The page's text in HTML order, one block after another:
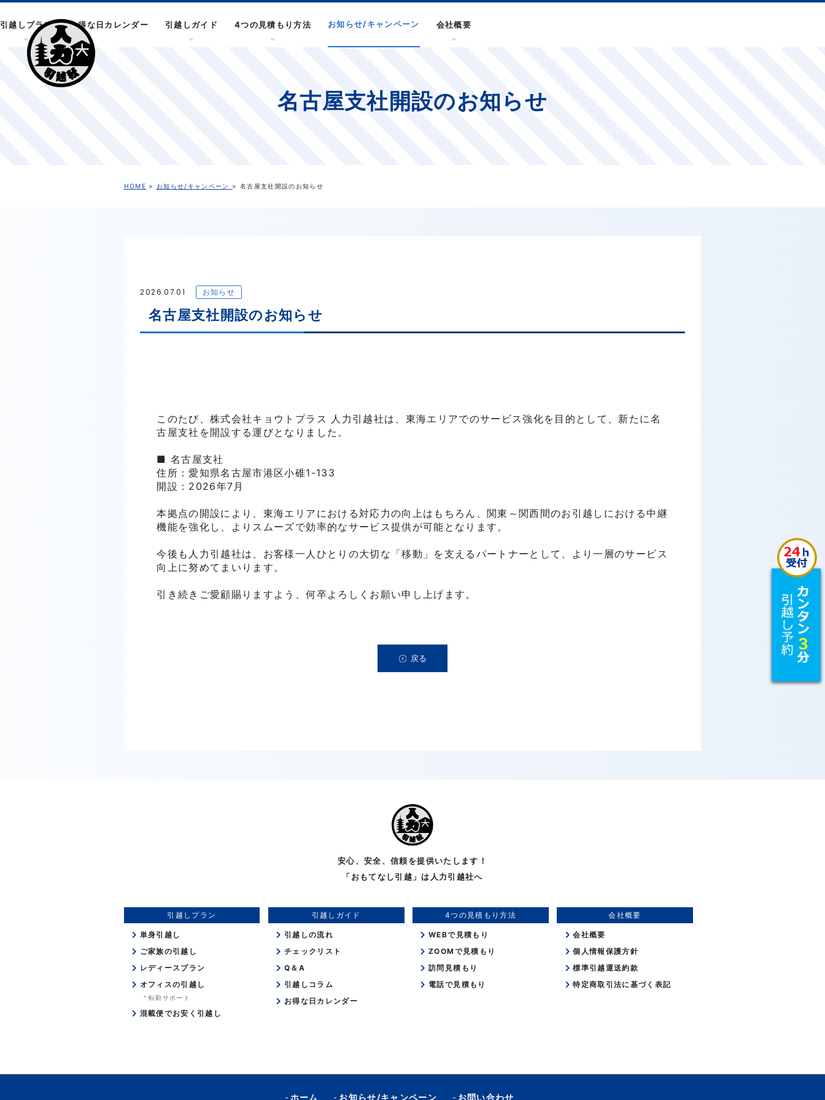
引越しプラン お得な日カレンダー 引越しガイド 4つの見積もり方法 お知らせ/キャンペーン 会社概要
名古屋支社開設のお知らせ
HOME > お知らせ/キャンペーン > 名古屋支社開設のお知らせ
2026.07.01 お知らせ
名古屋支社開設のお知らせ
このたび、株式会社キョウトプラス 人力引越社は、東海エリアでのサービス強化を目的として、新たに名
古屋支社を開設する運びとなりました。
■ 名古屋支社
住所：愛知県名古屋市港区小碓1-133
開設：2026年7月
本拠点の開設により、東海エリアにおける対応力の向上はもちろん、関東～関西間のお引越しにおける中継
機能を強化し、よりスムーズで効率的なサービス提供が可能となります。
今後も人力引越社は、お客様一人ひとりの大切な「移動」を支えるパートナーとして、より一層のサービス
向上に努めてまいります。
引き続きご愛顧賜りますよう、何卒よろしくお願い申し上げます。
戻る
安心、安全、信頼を提供いたします！
「おもてなし引越」は人力引越社へ
引越しプラン
単身引越し
ご家族の引越し
レディースプラン
オフィスの引越し
転勤サポート
混載便でお安く引越し
引越しガイド
引越しの流れ
チェックリスト
Q＆A
引越しコラム
お得な日カレンダー
4つの見積もり方法
WEBで見積もり
ZOOMで見積もり
訪問見積もり
電話で見積もり
会社概要
会社概要
個人情報保護方針
標準引越運送約款
特定商取引法に基づく表記
ホーム お知らせ/キャンペーン お問い合わせ